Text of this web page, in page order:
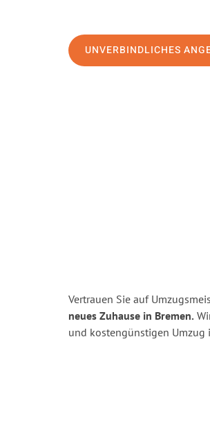
UNVERBINDLICHES
Vertrauen Sie auf
neues Zuhause in Bremen.
und kostengünstigen Umzug